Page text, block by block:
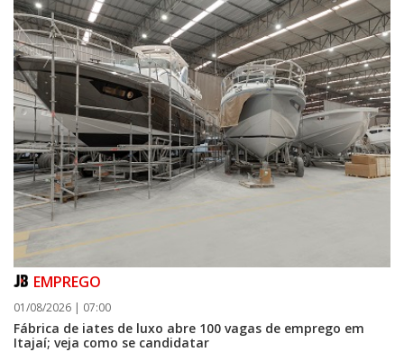
EMPREGO
01/08/2026 | 07:00
Fábrica de iates de luxo abre 100 vagas de emprego em
Itajaí; veja como se candidatar